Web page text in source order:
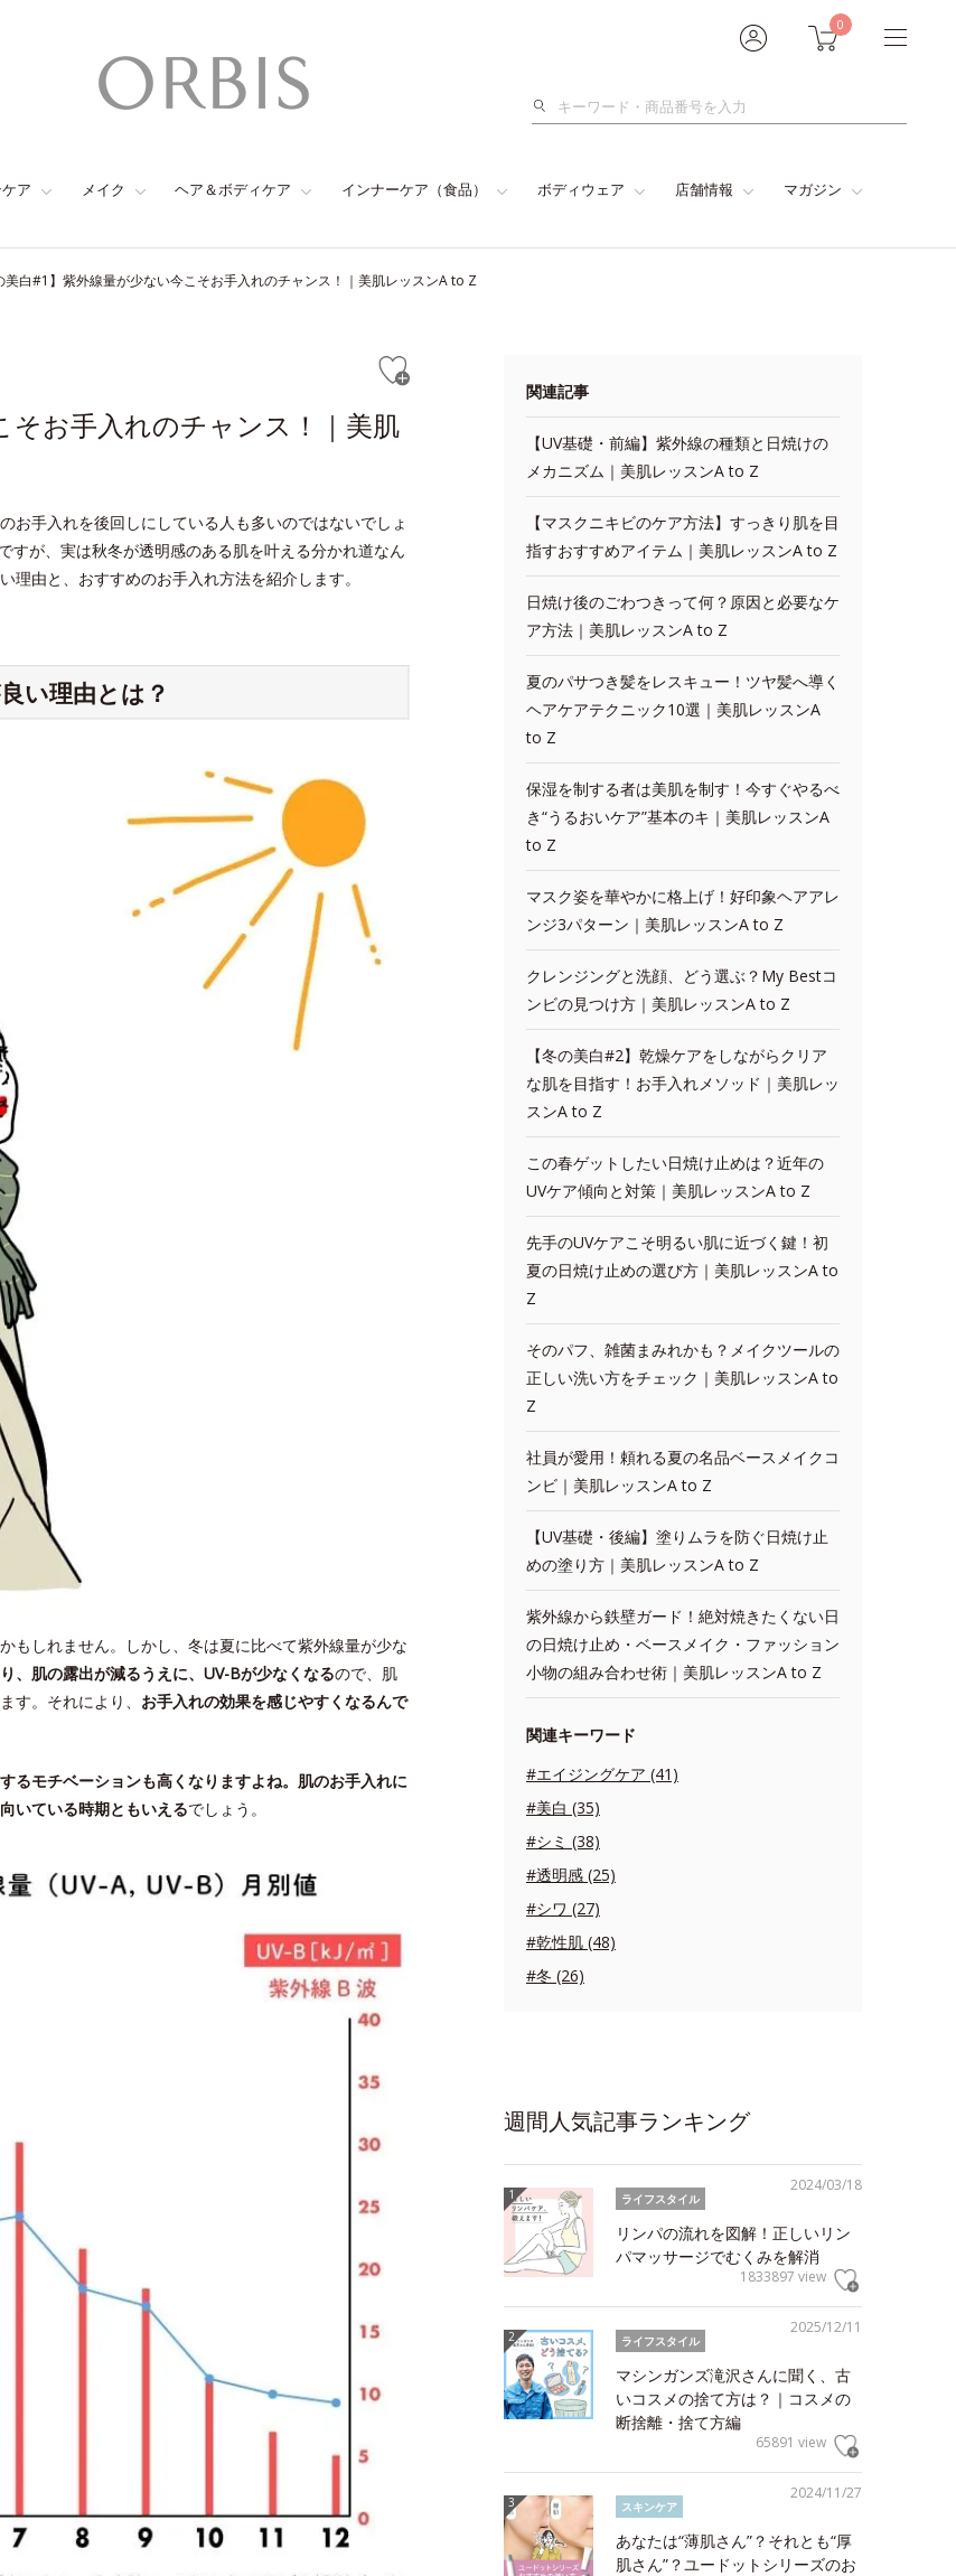
0
検
ア メイク ヘア＆ボディケア インナーケア（食品） ボディウェア 店舗情報 マガジン
美白#1】紫外線量が少ない今こそお手入れのチャンス！｜美肌レッスンA to Z
そお手入れのチャンス！｜美肌
お手入れを後回しにしている人も多いのではないでしょ
すが、実は秋冬が透明感のある肌を叶える分かれ道なん
理由と、おすすめのお手入れ方法を紹介します。
い理由とは？
もしれません。しかし、冬は夏に比べて紫外線量が少な
、肌の露出が減るうえに、UV-Bが少なくなるので、肌
す。それにより、 お手入れの効果を感じやすくなるんで
るモチベーションも高くなりますよね。肌のお手入れに
いている時期ともいえるでしょう。
関連記事
【UV基礎・前編】紫外線の種類と日焼けの
メカニズム｜美肌レッスンA to Z
【マスクニキビのケア方法】すっきり肌を目
指すおすすめアイテム｜美肌レッスンA to Z
日焼け後のごわつきって何？原因と必要なケ
ア方法｜美肌レッスンA to Z
夏のパサつき髪をレスキュー！ツヤ髪へ導く
ヘアケアテクニック10選｜美肌レッスンA
to Z
保湿を制する者は美肌を制す！今すぐやるべ
き“うるおいケア”基本のキ｜美肌レッスンA
to Z
マスク姿を華やかに格上げ！好印象ヘアアレ
ンジ3パターン｜美肌レッスンA to Z
クレンジングと洗顔、どう選ぶ？My Bestコ
ンビの見つけ方｜美肌レッスンA to Z
【冬の美白#2】乾燥ケアをしながらクリア
な肌を目指す！お手入れメソッド｜美肌レッ
スンA to Z
この春ゲットしたい日焼け止めは？近年の
UVケア傾向と対策｜美肌レッスンA to Z
先手のUVケアこそ明るい肌に近づく鍵！初
夏の日焼け止めの選び方｜美肌レッスンA to
Z
そのパフ、雑菌まみれかも？メイクツールの
正しい洗い方をチェック｜美肌レッスンA to
Z
社員が愛用！頼れる夏の名品ベースメイクコ
ンビ｜美肌レッスンA to Z
【UV基礎・後編】塗りムラを防ぐ日焼け止
めの塗り方｜美肌レッスンA to Z
紫外線から鉄壁ガード！絶対焼きたくない日
の日焼け止め・ベースメイク・ファッション
小物の組み合わせ術｜美肌レッスンA to Z
関連キーワード
#エイジングケア (41)
#美白 (35)
#シミ (38)
#透明感 (25)
#シワ (27)
#乾性肌 (48)
#冬 (26)
週間人気記事ランキング
2024/03/18
ライフスタイル
リンパの流れを図解！正しいリン
パマッサージでむくみを解消
1833897 view
2025/12/11
ライフスタイル
マシンガンズ滝沢さんに聞く、古
いコスメの捨て方は？｜コスメの
断捨離・捨て方編
65891 view
2024/11/27
スキンケア
あなたは“薄肌さん”？それとも“厚
肌さん”？ユードットシリーズのお